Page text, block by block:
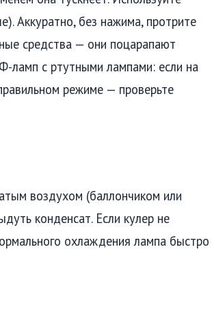
Аккуратно, без нажима, протрите
средства — они поцарапают
ламп с ртутными лампами: если на
режиме — проверьте
воздухом (баллончиком или
конденсат. Если кулер не
охлаждения лампа быстро